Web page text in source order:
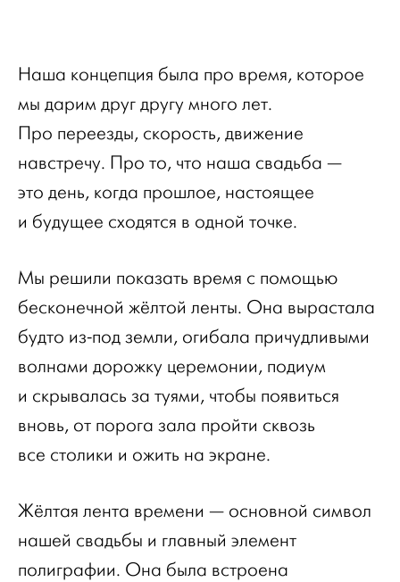
Наша концепция была про время, которое
мы дарим друг другу много лет.
Про переезды, скорость, движение
навстречу. Про то, что наша свадьба —
это день, когда прошлое, настоящее
и будущее сходятся в одной точке.
Мы решили показать время с помощью
бесконечной жёлтой ленты. Она вырастала
будто из-под земли, огибала причудливыми
волнами дорожку церемонии, подиум
и скрывалась за туями, чтобы появиться
вновь, от порога зала пройти сквозь
все столики и ожить на экране.
Жёлтая лента времени — основной символ
нашей свадьбы и главный элемент
полиграфии. Она была встроена